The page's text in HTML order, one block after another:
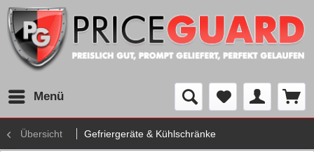
Menü
Übersicht Gefriergeräte & Kühlschränke